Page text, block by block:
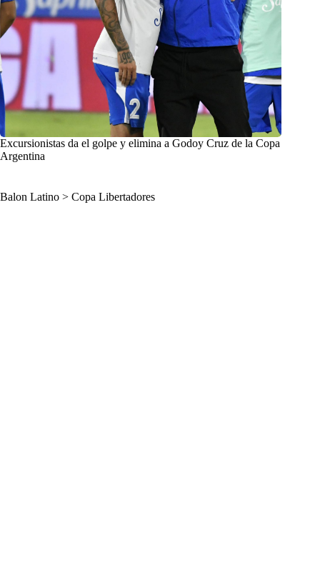
Excursionistas da el golpe y elimina a Godoy Cruz de la Copa
Argentina
Balon Latino > Copa Libertadores